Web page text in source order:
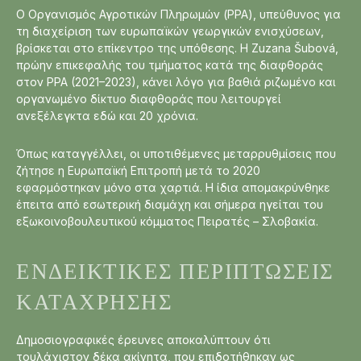
Ο Οργανισμός Αγροτικών Πληρωμών (PPA), υπεύθυνος για
τη διαχείριση των ευρωπαϊκών γεωργικών ενισχύσεων,
βρίσκεται στο επίκεντρο της υπόθεσης. Η Zuzana Šubová,
πρώην επικεφαλής του τμήματος κατά της διαφθοράς
στον PPA (2021–2023), κάνει λόγο για βαθιά ριζωμένο και
οργανωμένο δίκτυο διαφθοράς που λειτουργεί
ανεξέλεγκτα εδώ και 20 χρόνια.
Όπως καταγγέλλει, οι υποτιθέμενες μεταρρυθμίσεις που
ζήτησε η Ευρωπαϊκή Επιτροπή μετά το 2020
εφαρμόστηκαν μόνο στα χαρτιά. Η ίδια απομακρύνθηκε
έπειτα από εσωτερική διαμάχη και σήμερα ηγείται του
εξωκοινοβουλευτικού κόμματος Πειρατές – Σλοβακία.
ΕΝΔΕΙΚΤΙΚΈΣ ΠΕΡΙΠΤΏΣΕΙΣ
ΚΑΤΆΧΡΗΣΗΣ
Δημοσιογραφικές έρευνες αποκαλύπτουν ότι
τουλάχιστον δέκα ακίνητα, που επιδοτήθηκαν ως